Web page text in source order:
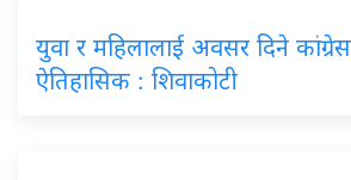
युवा र महिलालाई अवसर दिने
ऐतिहासिक : शिवाकोटी